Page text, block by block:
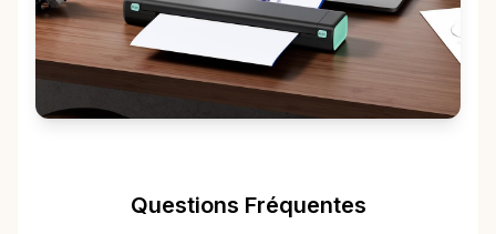
Questions Fréquentes